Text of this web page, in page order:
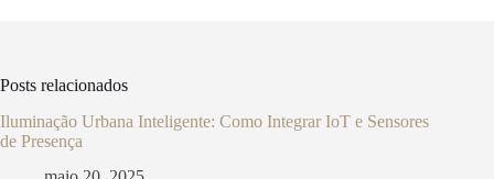
Posts relacionados
Iluminação Urbana Inteligente: Como Integrar IoT e Sensores
de Presença